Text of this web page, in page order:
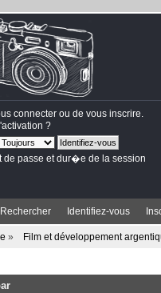
connecter ou de vous inscrire
?
de passe et dur�e de la session
Rechercher Identifiez-vous
» Film et développement